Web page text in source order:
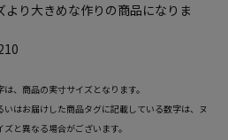
り大きめな作りの商品になりま
、商品の実寸サイズとなります。
はお届けした商品タグに記載している数字は、ヌ
と異なる場合がございます。